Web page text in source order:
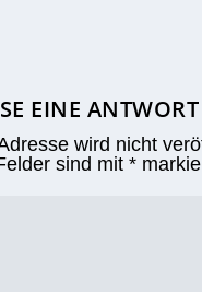
EINE ANTWORT
wird nicht
sind mit*